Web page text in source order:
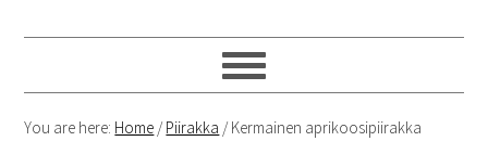
You are here: Home /Piirakka /Kermainen aprikoosipiirakka